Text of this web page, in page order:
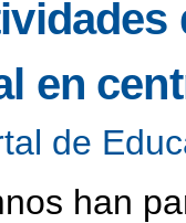
en
de
han